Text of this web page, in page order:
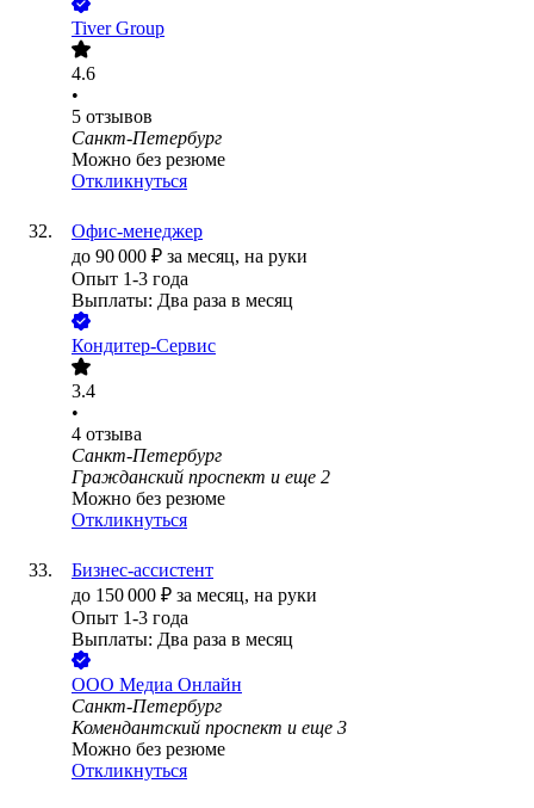
Tiver Group
4.6
•
5 отзывов
Санкт-Петербург
Можно без резюме
Откликнуться
Офис-менеджер
до 90 000 ₽ за месяц, на руки
Опыт 1-3 года
Выплаты: Два раза в месяц
Кондитер-Сервис
3.4
•
4 отзыва
Санкт-Петербург
Гражданский проспект и еще 2
Можно без резюме
Откликнуться
Бизнес-ассистент
до 150 000 ₽ за месяц, на руки
Опыт 1-3 года
Выплаты: Два раза в месяц
ООО Медиа Онлайн
Санкт-Петербург
Комендантский проспект и еще 3
Можно без резюме
Откликнуться